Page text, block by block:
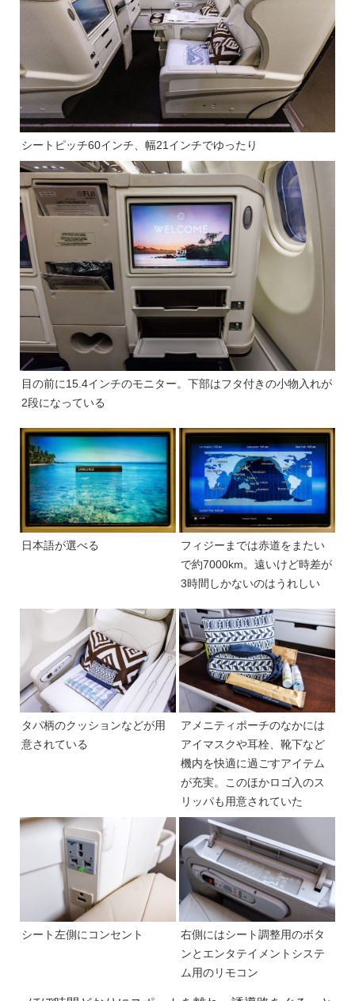
シートピッチ60インチ、幅21インチでゆったり
目の前に15.4インチのモニター。下部はフタ付きの小物入れが
2段になっている
日本語が選べる
フィジーまでは赤道をまたい
で約7000km。遠いけど時差が
3時間しかないのはうれしい
タパ柄のクッションなどが用
意されている
アメニティポーチのなかには
アイマスクや耳栓、靴下など
機内を快適に過ごすアイテム
が充実。このほかロゴ入のス
リッパも用意されていた
シート左側にコンセント
右側にはシート調整用のボタ
ンとエンタテイメントシステ
ム用のリモコン